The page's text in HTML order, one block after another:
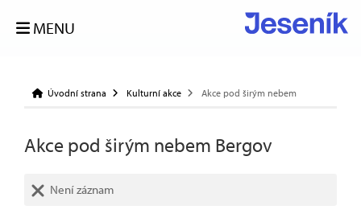
MENU
Úvodní strana Kulturní akce Akce pod širým nebem
Akce pod širým nebem Bergov
Není záznam